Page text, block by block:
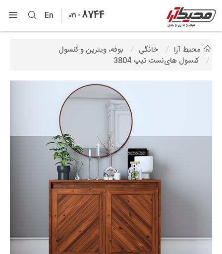
En 021 -8744
محیط آرا خانگی
بوفه، ویترین و کنسول
کنسول های‌نست تیپ 3804